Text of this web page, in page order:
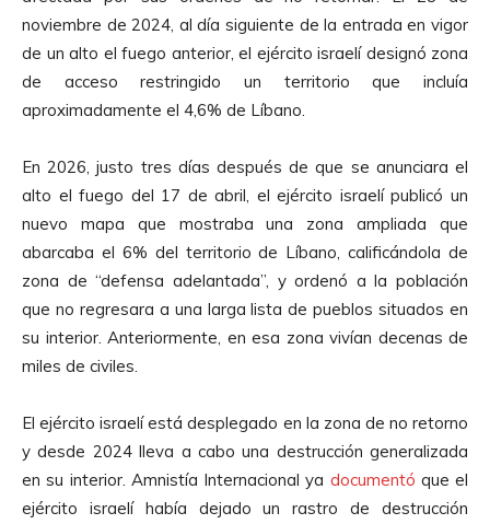
noviembre de 2024, al día siguiente de la entrada en vigor
de un alto el fuego anterior, el ejército israelí designó zona
de acceso restringido un territorio que incluía
aproximadamente el 4,6% de Líbano.
En 2026, justo tres días después de que se anunciara el
alto el fuego del 17 de abril, el ejército israelí publicó un
nuevo mapa que mostraba una zona ampliada que
abarcaba el 6% del territorio de Líbano, calificándola de
zona de “defensa adelantada”, y ordenó a la población
que no regresara a una larga lista de pueblos situados en
su interior. Anteriormente, en esa zona vivían decenas de
miles de civiles.
El ejército israelí está desplegado en la zona de no retorno
y desde 2024 lleva a cabo una destrucción generalizada
en su interior. Amnistía Internacional ya documentó que el
ejército israelí había dejado un rastro de destrucción